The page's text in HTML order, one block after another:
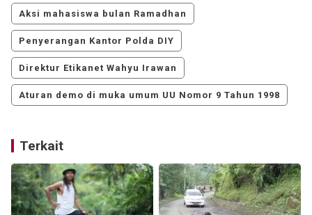
Aksi mahasiswa bulan Ramadhan
Penyerangan Kantor Polda DIY
Direktur Etikanet Wahyu Irawan
Aturan demo di muka umum UU Nomor 9 Tahun 1998
Terkait